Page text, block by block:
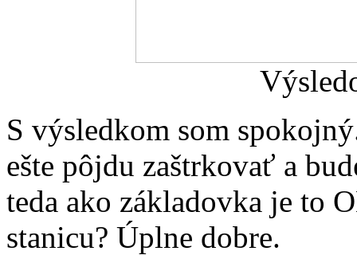
S výsledkom som
ešte pôjdu zaštrkovať a
teda ako základovka je to
stanicu? Úplne dobre.